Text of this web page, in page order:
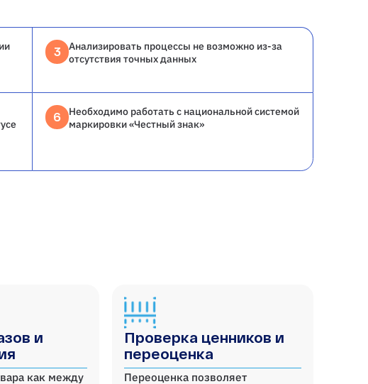
3
Анализировать процессы не возможно из-за
отсутствия точных данных
6
Необходимо работать с национальной системой
маркировки «Честный знак»
и
как между
Проверка ценников и
переоценка
Переоценка позволяет